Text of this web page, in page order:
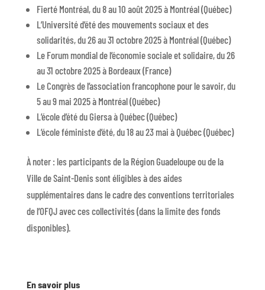
Fierté Montréal, du 8 au 10 août 2025 à Montréal (Québec)
L’Université d’été des mouvements sociaux et des
solidarités, du 26 au 31 octobre 2025 à Montréal (Québec)
Le Forum mondial de l’économie sociale et solidaire, du 26
au 31 octobre 2025 à Bordeaux (France)
Le Congrès de l’association francophone pour le savoir, du
5 au 9 mai 2025 à Montréal (Québec)
L’école d’été du Giersa à Québec (Québec)
L’école féministe d’été, du 18 au 23 mai à Québec (Québec)
À noter : les participants de la Région Guadeloupe ou de la
Ville de Saint-Denis sont éligibles à des aides
supplémentaires dans le cadre des conventions territoriales
de l’OFQJ avec ces collectivités (dans la limite des fonds
disponibles).
En savoir plus